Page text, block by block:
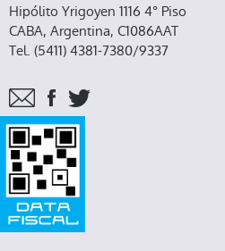
Hipólito Yrigoyen 1116 4° Piso
CABA, Argentina, C1086AAT
Tel. (5411) 4381-7380/9337